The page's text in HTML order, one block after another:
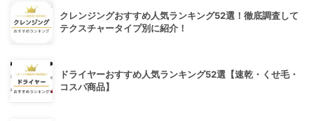
クレンジングおすすめ人気ランキング52選！徹底調査して
テクスチャータイプ別に紹介！
ドライヤーおすすめ人気ランキング52選【速乾・くせ毛・
コスパ商品】